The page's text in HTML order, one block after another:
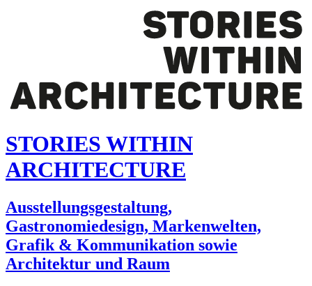
STORIES WITHIN
ARCHITECTURE
Ausstellungsgestaltung,
Gastronomiedesign, Markenwelten,
Grafik & Kommunikation sowie
Architektur und Raum